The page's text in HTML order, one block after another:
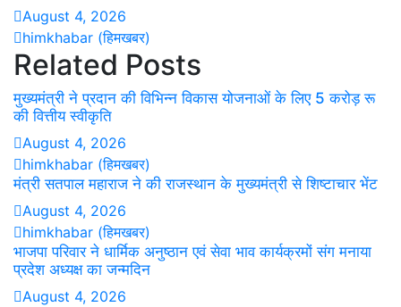
August 4, 2026
himkhabar (हिमखबर)
Related Posts
मुख्यमंत्री ने प्रदान की विभिन्न विकास योजनाओं के लिए 5 करोड़ रू
की वित्तीय स्वीकृति
August 4, 2026
himkhabar (हिमखबर)
मंत्री सतपाल महाराज ने की राजस्थान के मुख्यमंत्री से शिष्टाचार भेंट
August 4, 2026
himkhabar (हिमखबर)
भाजपा परिवार ने धार्मिक अनुष्ठान एवं सेवा भाव कार्यक्रमों संग मनाया
प्रदेश अध्यक्ष का जन्मदिन
August 4, 2026